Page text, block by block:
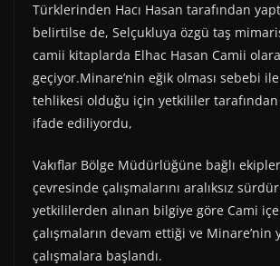
Türklerinden Hacı Hasan tarafından
belirtilse de, Selçukluya özgü taş
camii kitaplarda Elhac Hasan Camii
geçiyor.Minare’nin eğik olması sebebi ile
tehlikesi olduğu için yetkililer tarafından
ifade ediliyordu,
Vakıflar Bölge Müdürlüğüne bağlı
çevresinde çalışmalarını aralıksız
yetkililerden alınan bilgiye göre Cami
çalışmaların devam ettiği ve Minare’nin
çalışmalara başlandı.